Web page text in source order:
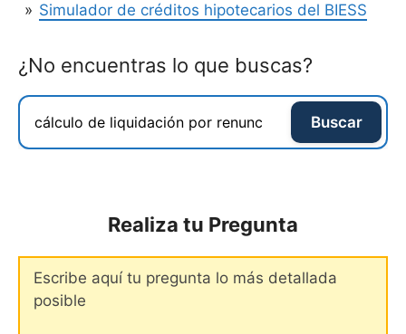
Simulador de créditos hipotecarios del BIESS
¿No encuentras lo que buscas?
Buscar
Realiza tu Pregunta